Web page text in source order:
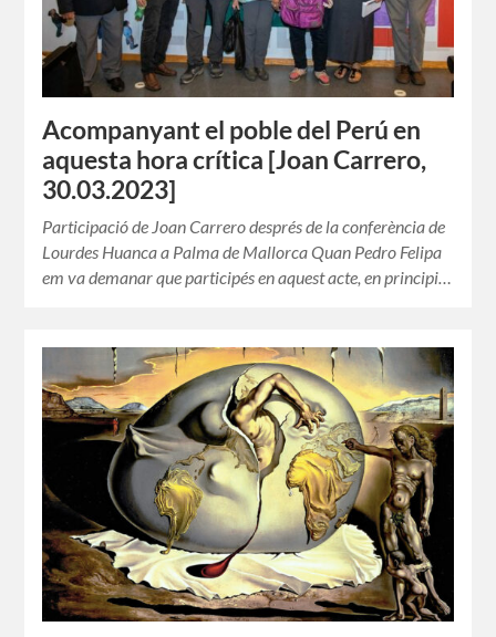
Acompanyant el poble del Perú en
aquesta hora crítica [Joan Carrero,
30.03.2023]
Participació de Joan Carrero després de la conferència de
Lourdes Huanca a Palma de Mallorca Quan Pedro Felipa
em va demanar que participés en aquest acte, en principi…